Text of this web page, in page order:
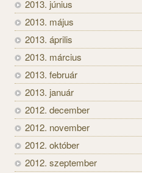
2013. június
2013. május
2013. április
2013. március
2013. február
2013. január
2012. december
2012. november
2012. október
2012. szeptember